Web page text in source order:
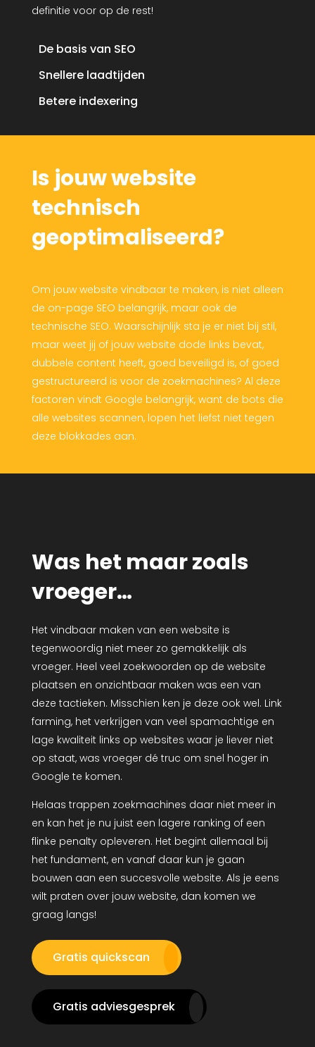
definitie voor op de rest!
De basis van SEO
Snellere laadtijden
Betere indexering
Is jouw website
technisch
geoptimaliseerd?
Om jouw website vindbaar te maken, is niet alleen
de on-page SEO belangrijk, maar ook de
technische SEO. Waarschijnlijk sta je er niet bij stil,
maar weet jij of jouw website dode links bevat,
dubbele content heeft, goed beveiligd is, of goed
gestructureerd is voor de zoekmachines? Al deze
factoren vindt Google belangrijk, want de bots die
alle websites scannen, lopen het liefst niet tegen
deze blokkades aan.
Was het maar zoals
vroeger…
Het vindbaar maken van een website is
tegenwoordig niet meer zo gemakkelijk als
vroeger. Heel veel zoekwoorden op de website
plaatsen en onzichtbaar maken was een van
deze tactieken. Misschien ken je deze ook wel. Link
farming, het verkrijgen van veel spamachtige en
lage kwaliteit links op websites waar je liever niet
op staat, was vroeger dé truc om snel hoger in
Google te komen.
Helaas trappen zoekmachines daar niet meer in
en kan het je nu juist een lagere ranking of een
flinke penalty opleveren. Het begint allemaal bij
het fundament, en vanaf daar kun je gaan
bouwen aan een succesvolle website. Als je eens
wilt praten over jouw website, dan komen we
graag langs!
Gratis quickscan
Gratis adviesgesprek